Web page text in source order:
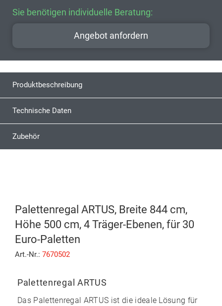
Sie benötigen individuelle Beratung:
Angebot anfordern
Produktbeschreibung
Technische Daten
Zubehör
Palettenregal ARTUS, Breite 844 cm,
Höhe 500 cm, 4 Träger-Ebenen, für 30
Euro-Paletten
Art.-Nr.: 7670502
Palettenregal ARTUS
Das Palettenregal ARTUS ist die ideale Lösung für